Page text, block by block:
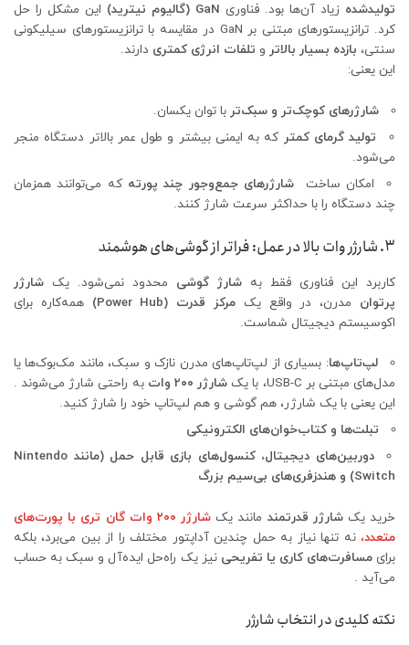
تولیدشده زیاد آن‌ها بود. فناوری GaN (گالیوم نیترید)
این مشکل را حل
کرد. ترانزیستورهای مبتنی بر GaN در مقایسه با ترانزیستورهای سیلیکونی
سنتی، بازده بسیار بالاتر و تلفات انرژی کمتری دارند.
این یعنی:
شارژرهای کوچک‌تر و سبک‌تر با توان یکسان.
تولید گرمای کمتر که به ایمنی بیشتر و طول عمر بالاتر دستگاه منجر
می‌شود.
امکان ساختشارژرهای جمع‌وجور چند پورته که می‌توانند همزمان
چند دستگاه را با حداکثر سرعت شارژ کنند.
۳. شارژر وات بالا در عمل: فراتر از گوشی‌های هوشمند
کاربرد این فناوری فقط به شارژ گوشی محدود نمی‌شود. یک شارژر
پرتوان مدرن، در واقع یک مرکز قدرت (Power Hub)
همه‌کاره برای
اکوسیستم دیجیتال شماست.
لپ‌تاپ‌ها: بسیاری از لپ‌تاپ‌های مدرن نازک و سبک، مانند مک‌بوک‌ها یا
مدل‌های مبتنی بر USB-C، با یک
شارژر 2۰۰ وات
به راحتی شارژ می‌شوند .
این یعنی با یک شارژر، هم گوشی و هم لپ‌تاپ خود را شارژ کنید.
تبلت‌ها و کتاب‌خوان‌های الکترونیکی
دوربین‌های دیجیتال، کنسول‌های بازی قابل حمل (مانند Nintendo
Switch) و هندزفری‌های بی‌سیم بزرگ
خرید یکشارژر قدرتمند مانند یک
شارژر ۲۰۰ وات گان تری با پورت‌های
متعدد، نه تنها نیاز به حمل چندین آداپتور مختلف را از بین می‌برد، بلکه
برایمسافرت‌های کاری یا تفریحی نیز یک راه‌حل ایده‌آل و سبک به حساب
می‌آید .
نکته کلیدی در انتخاب شارژر